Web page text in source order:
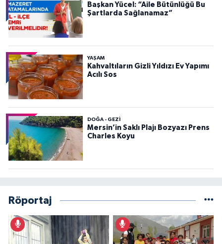
Başkan Yücel: “Aile Bütünlüğü Bu
Şartlarda Sağlanamaz”
YAŞAM
Kahvaltıların Gizli Yıldızı Ev Yapımı
Acılı Sos
DOĞA - GEZI
Mersin’in Saklı Plajı Bozyazı Prens
Charles Koyu
Röportaj